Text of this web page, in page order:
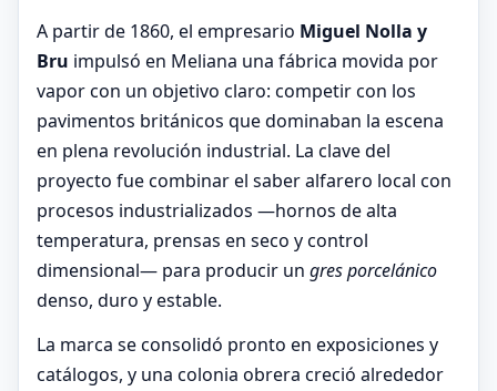
A partir de 1860, el empresario Miguel Nolla y
Bru impulsó en Meliana una fábrica movida por
vapor con un objetivo claro: competir con los
pavimentos británicos que dominaban la escena
en plena revolución industrial. La clave del
proyecto fue combinar el saber alfarero local con
procesos industrializados —hornos de alta
temperatura, prensas en seco y control
dimensional— para producir un gres porcelánico
denso, duro y estable.
La marca se consolidó pronto en exposiciones y
catálogos, y una colonia obrera creció alrededor